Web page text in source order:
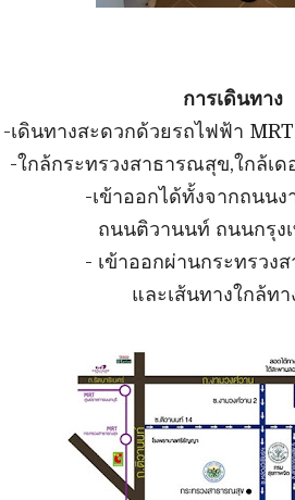
การเดินทาง
-เดินทางสะดวกด้วยรถไฟฟ้า
-ใกล้กระทรวงสาธารณสุข,ใกล้เ
-เข้าออกได้ทั้งจากถนนง
ถนนติวานนท์ ถนนกรุง
- เข้าออกผ่านกระทรวง
และเส้นทางใกล้ท